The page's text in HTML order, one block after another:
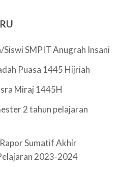
Siswi SMPIT Anugrah Insani
Puasa 1445 Hijriah
Miraj 1445H
2 tahun pelajaran
Sumatif Akhir
2023-2024